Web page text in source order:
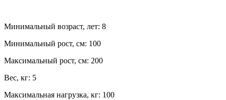
Минимальный возраст, лет: 8
Минимальный рост, см: 100
Максимальный рост, см: 200
Вес, кг: 5
Максимальная нагрузка, кг: 100